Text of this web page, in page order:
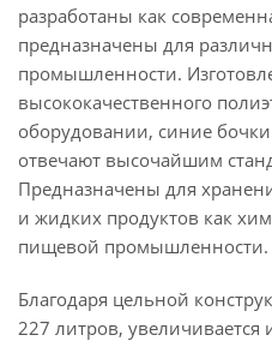
разработаны как
предназначены для
промышленности.
высококачественного
оборудовании, синие
отвечают высочайшим
Предназначены для
и жидких продуктов как
пищевой промышленности.
Благодаря цельной
227 литров, увеличивается